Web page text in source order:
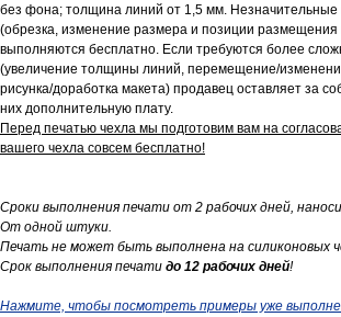
без фона; толщина линий от 1,5 мм. Незначительные
(обрезка, изменение размера и позиции размещения
выполняются бесплатно. Если требуются более
(увеличение толщины линий, перемещение/
рисунка/доработка макета) продавец оставляет за
них дополнительную плату.
Перед печатью чехла мы подготовим вам на
вашего чехла совсем бесплатно!
Сроки выполнения печати от 2 рабочих дней,
От одной штуки.
Печать не может быть выполнена на силиконовых
Срок выполнения печати до 12 рабочих дней!
Нажмите, чтобы посмотреть примеры уже